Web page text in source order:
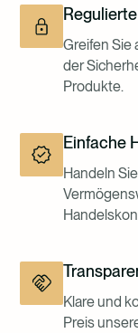
Greifen Sie
der
Produkte.
Einfache
Handeln
Klare und
Preis